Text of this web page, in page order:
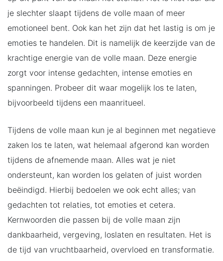
je slechter slaapt tijdens de volle maan of meer
emotioneel bent. Ook kan het zijn dat het lastig is om je
emoties te handelen. Dit is namelijk de keerzijde van de
krachtige energie van de volle maan. Deze energie
zorgt voor intense gedachten, intense emoties en
spanningen. Probeer dit waar mogelijk los te laten,
bijvoorbeeld tijdens een maanritueel.
Tijdens de volle maan kun je al beginnen met negatieve
zaken los te laten, wat helemaal afgerond kan worden
tijdens de afnemende maan. Alles wat je niet
ondersteunt, kan worden los gelaten of juist worden
beëindigd. Hierbij bedoelen we ook echt alles; van
gedachten tot relaties, tot emoties et cetera.
Kernwoorden die passen bij de volle maan zijn
dankbaarheid, vergeving, loslaten en resultaten. Het is
de tijd van vruchtbaarheid, overvloed en transformatie.